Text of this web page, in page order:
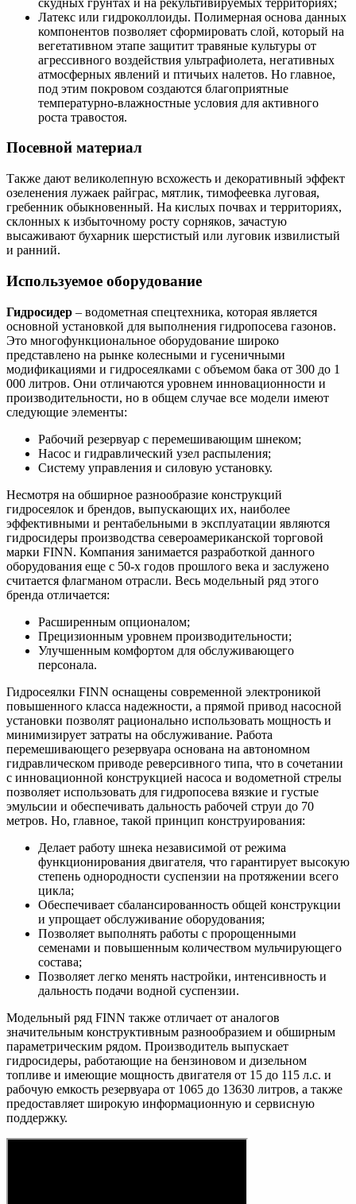
Латекс или гидроколлоиды. Полимерная основа данных
компонентов позволяет сформировать слой, который на
вегетативном этапе защитит травяные культуры от
агрессивного воздействия ультрафиолета, негативных
атмосферных явлений и птичьих налетов. Но главное,
под этим покровом создаются благоприятные
температурно-влажностные условия для активного
роста травостоя.
Посевной материал
Также дают великолепную всхожесть и декоративный эффект
озеленения лужаек райграс, мятлик, тимофеевка луговая,
гребенник обыкновенный. На кислых почвах и территориях,
склонных к избыточному росту сорняков, зачастую
высаживают бухарник шерстистый или луговик извилистый
и ранний.
Используемое оборудование
Гидросидер – водометная спецтехника, которая является
основной установкой для выполнения гидропосева газонов.
Это многофункциональное оборудование широко
представлено на рынке колесными и гусеничными
модификациями и гидросеялками с объемом бака от 300 до 1
000 литров. Они отличаются уровнем инновационности и
производительности, но в общем случае все модели имеют
следующие элементы:
Рабочий резервуар с перемешивающим шнеком;
Насос и гидравлический узел распыления;
Систему управления и силовую установку.
Несмотря на обширное разнообразие конструкций
гидросеялок и брендов, выпускающих их, наиболее
эффективными и рентабельными в эксплуатации являются
гидросидеры производства североамериканской торговой
марки FINN. Компания занимается разработкой данного
оборудования еще с 50-х годов прошлого века и заслужено
считается флагманом отрасли. Весь модельный ряд этого
бренда отличается:
Расширенным опционалом;
Прецизионным уровнем производительности;
Улучшенным комфортом для обслуживающего
персонала.
Гидросеялки FINN оснащены современной электроникой
повышенного класса надежности, а прямой привод насосной
установки позволят рационально использовать мощность и
минимизирует затраты на обслуживание. Работа
перемешивающего резервуара основана на автономном
гидравлическом приводе реверсивного типа, что в сочетании
с инновационной конструкцией насоса и водометной стрелы
позволяет использовать для гидропосева вязкие и густые
эмульсии и обеспечивать дальность рабочей струи до 70
метров. Но, главное, такой принцип конструирования:
Делает работу шнека независимой от режима
функционирования двигателя, что гарантирует высокую
степень однородности суспензии на протяжении всего
цикла;
Обеспечивает сбалансированность общей конструкции
и упрощает обслуживание оборудования;
Позволяет выполнять работы с пророщенными
семенами и повышенным количеством мульчирующего
состава;
Позволяет легко менять настройки, интенсивность и
дальность подачи водной суспензии.
Модельный ряд FINN также отличает от аналогов
значительным конструктивным разнообразием и обширным
параметрическим рядом. Производитель выпускает
гидросидеры, работающие на бензиновом и дизельном
топливе и имеющие мощность двигателя от 15 до 115 л.с. и
рабочую емкость резервуара от 1065 до 13630 литров, а также
предоставляет широкую информационную и сервисную
поддержку.